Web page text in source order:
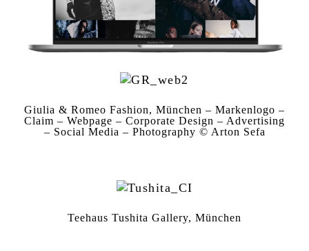
Giulia & Romeo Fashion, München – Markenlogo –
Claim – Webpage – Corporate Design – Advertising
– Social Media – Photography © Arton Sefa
Teehaus Tushita Gallery, München